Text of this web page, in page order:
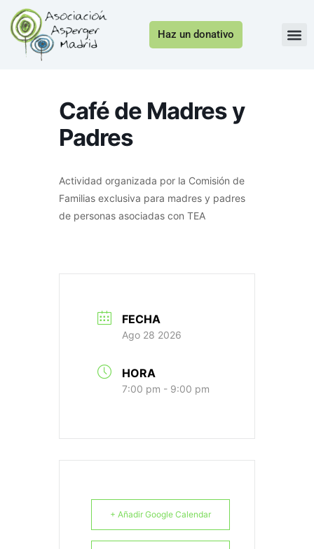
Haz un donativo
Café de Madres y
Padres
Actividad organizada por la Comisión de
Familias exclusiva para madres y padres
de personas asociadas con TEA
FECHA
Ago 28 2026
HORA
7:00 pm - 9:00 pm
+ Añadir Google Calendar